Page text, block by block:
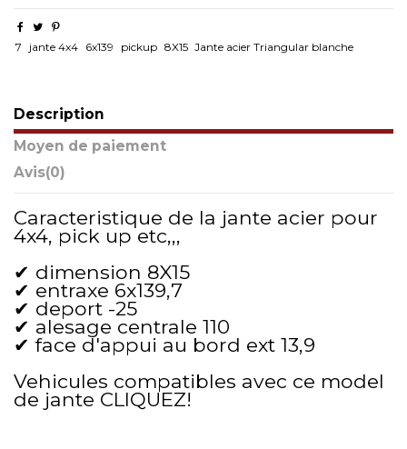
7 jante 4x4 6x139 pickup 8X15 Jante acier Triangular blanche
Description
Moyen de paiement
Avis(0)
Caracteristique de la jante acier pour
4x4, pick up etc,,,
✔ dimension 8X15
✔ entraxe 6x139,7
✔ deport -25
✔ alesage centrale 110
✔ face d'appui au bord ext 13,9
Vehicules compatibles avec ce model
de jante CLIQUEZ!